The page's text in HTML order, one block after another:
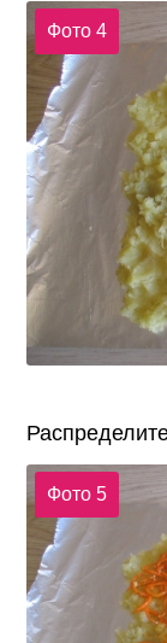
Фото 4
Фото 5